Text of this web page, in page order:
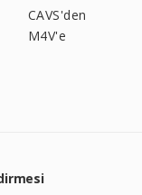
CAVS'den
M4V'e